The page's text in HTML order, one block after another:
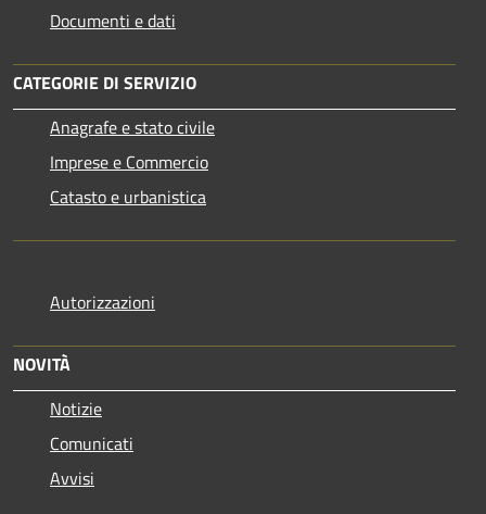
Documenti e dati
CATEGORIE DI SERVIZIO
Anagrafe e stato civile
Imprese e Commercio
Catasto e urbanistica
Autorizzazioni
NOVITÀ
Notizie
Comunicati
Avvisi